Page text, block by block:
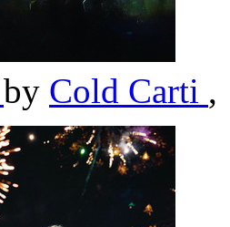
by Cold Carti ,